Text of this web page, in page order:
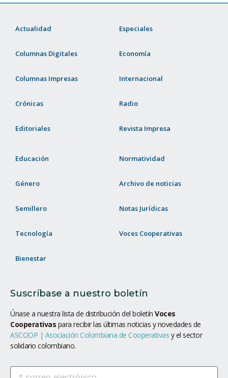
Actualidad
Columnas Digitales
Columnas Impresas
Crónicas
Editoriales
Especiales
Economía
Internacional
Radio
Revista Impresa
Educación
Género
Semillero
Tecnología
Bienestar
Normatividad
Archivo de noticias
Notas Jurídicas
Voces Cooperativas
Suscríbase a nuestro boletín
Únase a nuestra lista de distribución del boletín Voces
Cooperativas para recibir las últimas noticias y novedades de
ASCOOP | Asociación Colombiana de Cooperativas y el sector
solidario colombiano.